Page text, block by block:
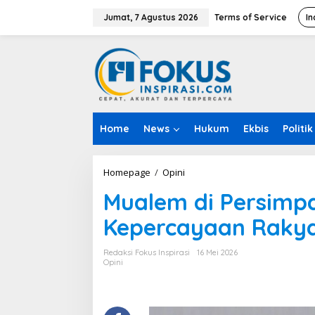
Jumat, 7 Agustus 2026 Terms of Service
Home News Hukum Ekbis Politik
Homepage / Opini
a
l
e
m
d
Mualem di
Kepercayaan
Redaksi Fokus Inspirasi
16 Mei 2026
Opini